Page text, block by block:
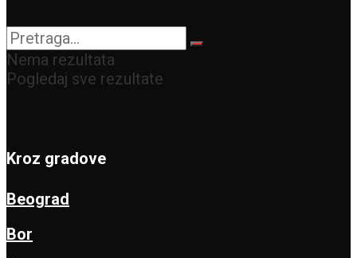
kontrole
Nema rezultata
Pogledaj sve rezultate
Kroz gradove
Beograd
Bor